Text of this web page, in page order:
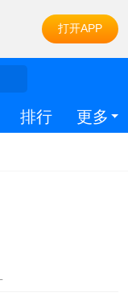
打开APP
排行 更多